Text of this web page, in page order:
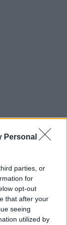
Personal
parties, or
for
opt-out
that after your
seeing
utilized by